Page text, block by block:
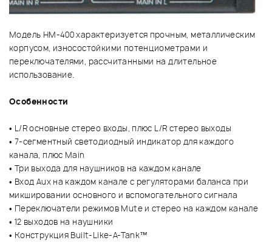
Модель HM-400 характеризуется прочным, металлическим
корпусом, износостойкими потенциометрами и
переключателями, рассчитанными на длительное
использование.
Особенности
• L/R основные стерео входы, плюс L/R стерео выходы
• 7-сегментный светодиодный индикатор для каждого
канала, плюс Main
• Три выхода для наушников на каждом канале
• Вход Aux на каждом канале с регуляторами баланса при
микшировании основного и вспомогательного сигнала
• Переключатели режимов Mute и стерео на каждом канале
• 12 выходов на наушники
• Конструкция Built-Like-A-Tank™